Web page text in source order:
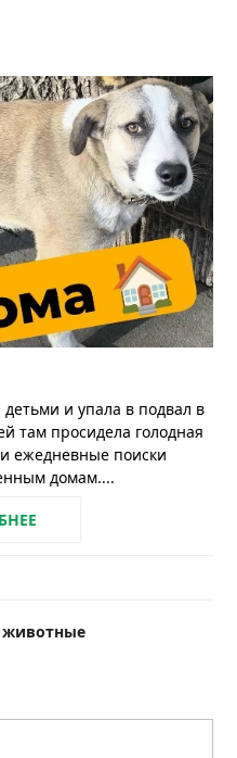
и упала в подвал в
там просидела голодная
ежедневные поиски
домам....
животные